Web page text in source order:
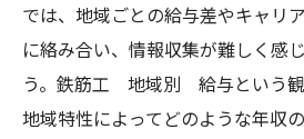
では、地域ごとの給与差やキャリ
に絡み合い、情報収集が難しく感
う。鉄筋工 地域別 給与という
地域特性によってどのような年収